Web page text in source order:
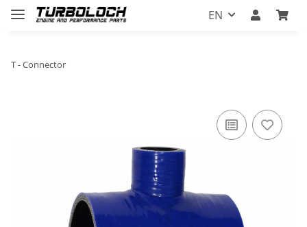
EN
T - Connector